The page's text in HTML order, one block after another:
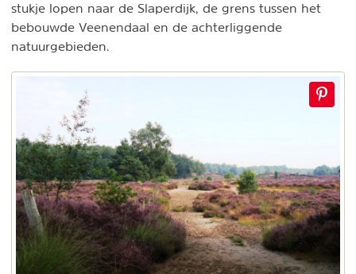
stukje lopen naar de Slaperdijk, de grens tussen het
bebouwde Veenendaal en de achterliggende
natuurgebieden.